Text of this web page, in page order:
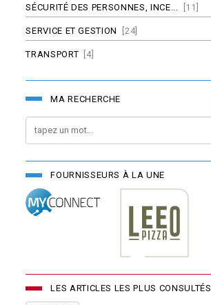
SÉCURITÉ DES PERSONNES, INCE... [11]
SERVICE ET GESTION [24]
TRANSPORT [4]
MA RECHERCHE
FOURNISSEURS À LA UNE
LES ARTICLES LES PLUS CONSULTÉS